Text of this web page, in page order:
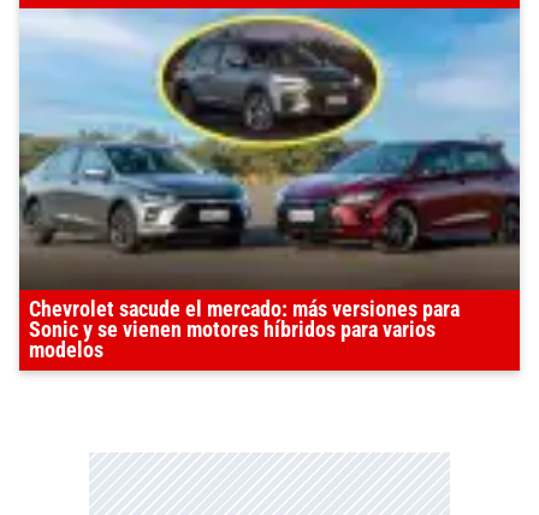
Chevrolet sacude el mercado: más versiones para
Sonic y se vienen motores híbridos para varios
modelos